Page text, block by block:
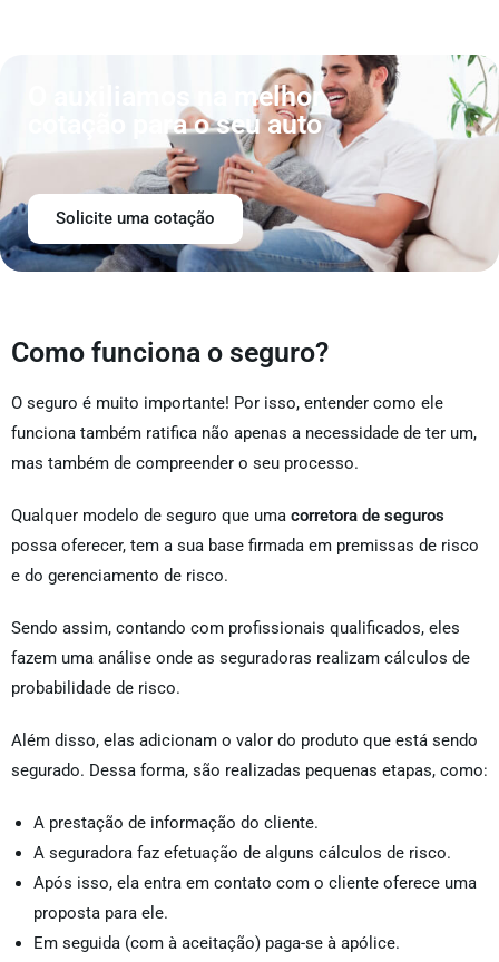
O auxiliamos na melhor
cotação para o seu auto
Solicite uma cotação
Como funciona o seguro?
O seguro é muito importante! Por isso, entender como ele
funciona também ratifica não apenas a necessidade de ter um,
mas também de compreender o seu processo.
Qualquer modelo de seguro que uma corretora de seguros
possa oferecer, tem a sua base firmada em premissas de risco
e do gerenciamento de risco.
Sendo assim, contando com profissionais qualificados, eles
fazem uma análise onde as seguradoras realizam cálculos de
probabilidade de risco.
Além disso, elas adicionam o valor do produto que está sendo
segurado. Dessa forma, são realizadas pequenas etapas, como:
A prestação de informação do cliente.
A seguradora faz efetuação de alguns cálculos de risco.
Após isso, ela entra em contato com o cliente oferece uma
proposta para ele.
Em seguida (com à aceitação) paga-se à apólice.